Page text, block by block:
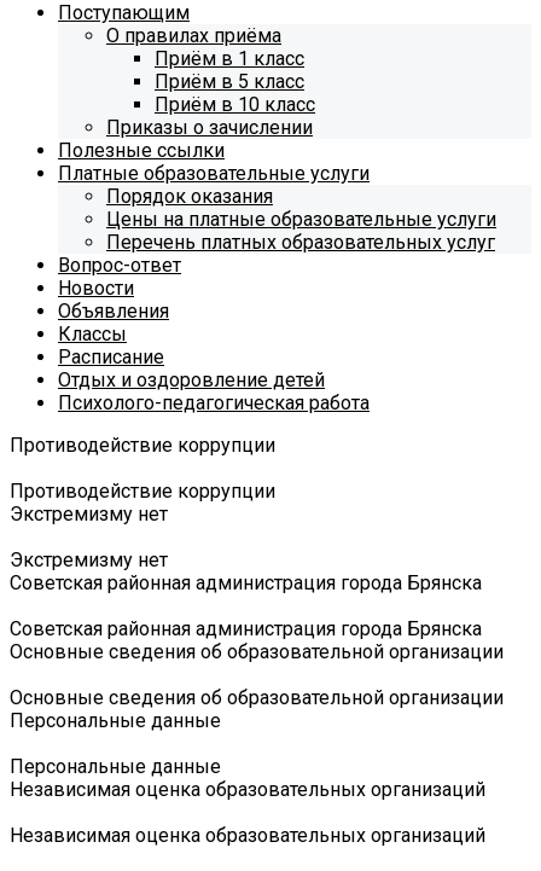
Поступающим
О правилах приёма
Приём в 1 класс
Приём в 5 класс
Приём в 10 класс
Приказы о зачислении
Полезные ссылки
Платные образовательные услуги
Порядок оказания
Цены на платные образовательные услуги
Перечень платных образовательных услуг
Вопрос-ответ
Новости
Объявления
Классы
Расписание
Отдых и оздоровление детей
Психолого-педагогическая работа
Противодействие коррупции
Противодействие коррупции
Экстремизму нет
Экстремизму нет
Советская районная администрация города Брянска
Советская районная администрация города Брянска
Основные сведения об образовательной организации
Основные сведения об образовательной организации
Персональные данные
Персональные данные
Независимая оценка образовательных организаций
Независимая оценка образовательных организаций